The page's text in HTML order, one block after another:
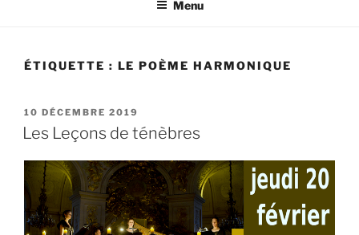
Menu
ÉTIQUETTE : LE POÈME HARMONIQUE
PUBLIÉ
LE
10 DÉCEMBRE 2019
Les Leçons de ténèbres